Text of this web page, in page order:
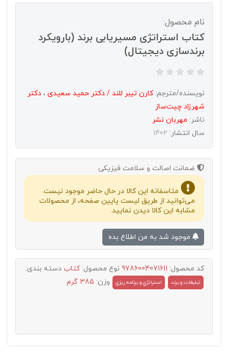
نام محصول:
کتاب استراتژی مسیریابی برند (بارویکرد
برندسازی دیجیتال)
نویسنده/مترجم:کارن تیبر للند / دکتر حمید سعیدی ، دکتر
شهرزاد چیت‌ساز
ناشر: مهربان نشر
سال انتشار: 1402
ضمانت اصالت و سلامت فیزیکی
متاسفانه این کالا در حال حاضر موجود نیست.
می‌توانید از طریق لیست پایین صفحه، از محصولات
مشابه این کالا دیدن نمایید.
کد محصول: 9786004071611 نوع محصول:کتاب دسته بندی:
تبليغات و برند استراتژي و برنامه ريزي وزن: 385 گرم